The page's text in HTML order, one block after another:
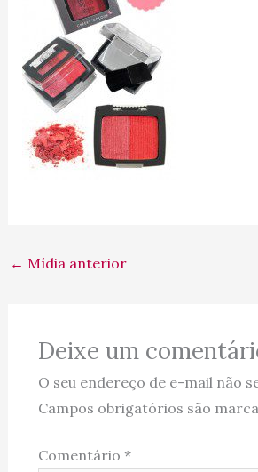
← Mídia anterior
Deixe um
O seu endereço de e-mail não
Campos obrigatórios são
Comentário *